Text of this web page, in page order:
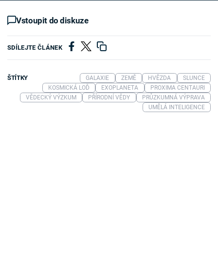
Vstoupit do diskuze
SDÍLEJTE ČLÁNEK
ŠTÍTKY GALAXIE ZEMĚ HVĚZDA
SLUNCE
KOSMICKÁ LOĎ
EXOPLANETA
PROXIMA CENTAURI
VĚDECKÝ VÝZKUM
PŘÍRODNÍ VĚDY
PRŮZKUMNÁ VÝPRAVA
UMĚLÁ INTELIGENCE